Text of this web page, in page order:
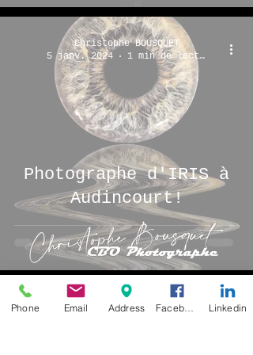
Photographe d'IRIS à
Audincourt!
Christophe BOUSQUET
5 janv. 2024
1 min de lecture
Christophe BOUSQUET
Phone Email Address Linkedin